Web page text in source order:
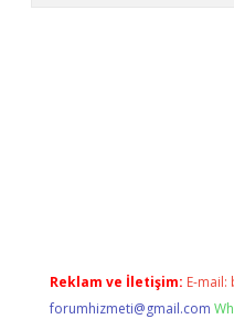
Reklam ve İletişim: E-mail:
forumhizmeti@gmail.com